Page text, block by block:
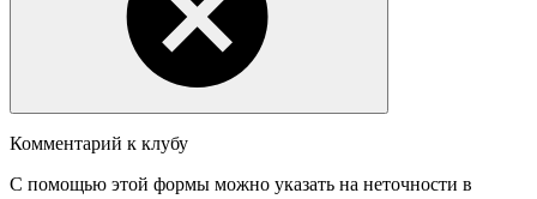
Комментарий к клубу
С помощью этой формы можно указать на неточности в